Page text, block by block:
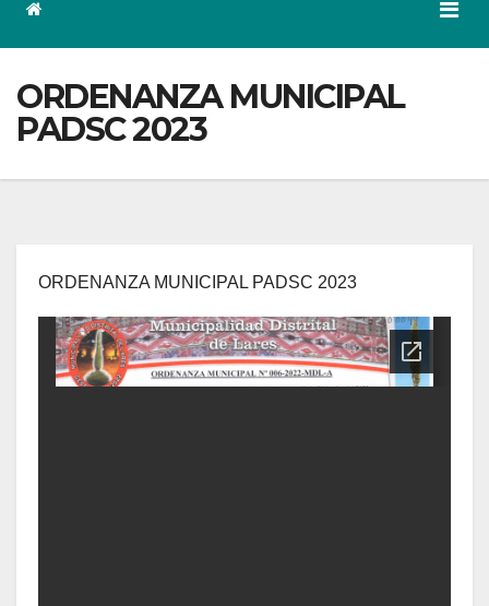
ORDENANZA MUNICIPAL
PADSC 2023
ORDENANZA MUNICIPAL PADSC 2023